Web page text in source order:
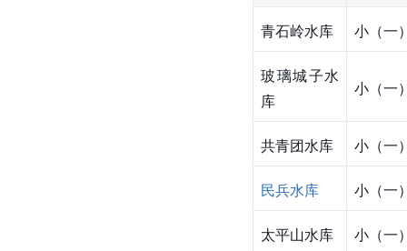
水库 水库类
青石岭水库 小（一
玻璃城子水